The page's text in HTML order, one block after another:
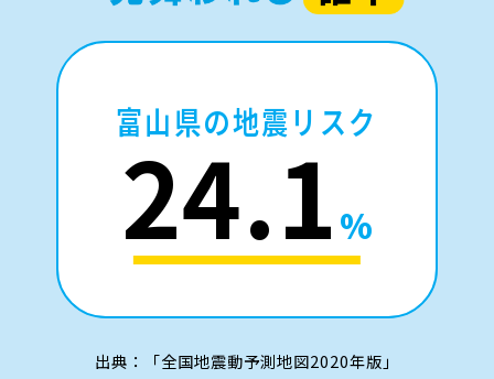
富山県の地震リスク
24.1 %
出典：「全国地震動予測地図2020年版」